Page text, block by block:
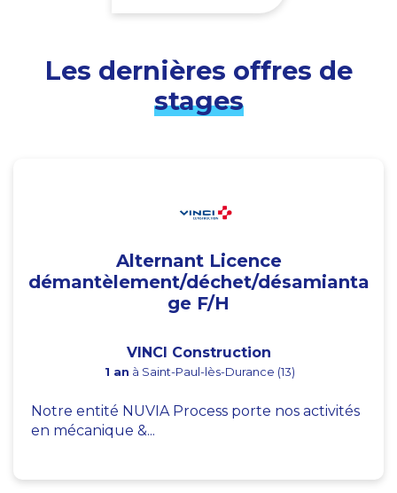
Les dernières offres de
stages
Alternant Licence
démantèlement/déchet/désamianta
ge F/H
VINCI Construction
1 an à Saint-Paul-lès-Durance (13)
Notre entité NUVIA Process porte nos activités
en mécanique &...